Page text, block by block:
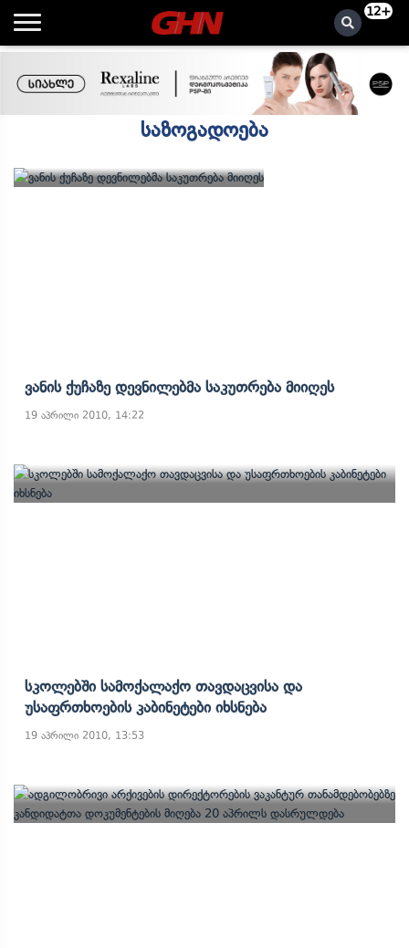
12+
საზოგადოება
Ვანის Ქუჩაზე Დევნილებმა Საკუთრება Მიიღეს
19 აპრილი 2010, 14:22
Სკოლებში Სამოქალაქო Თავდაცვისა Და
Უსაფრთხოების Კაბინეტები Იხსნება
19 აპრილი 2010, 13:53